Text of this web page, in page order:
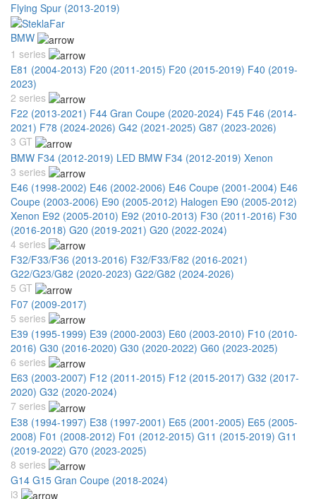
Flying Spur (2013-2019)
BMW
1 series
E81 (2004-2013) F20 (2011-2015) F20 (2015-2019) F40 (2019-
2023)
2 series
F22 (2013-2021) F44 Gran Coupe (2020-2024) F45 F46 (2014-
2021) F78 (2024-2026) G42 (2021-2025) G87 (2023-2026)
3 GT
BMW F34 (2012-2019) LED BMW F34 (2012-2019) Xenon
3 series
E46 (1998-2002) E46 (2002-2006) E46 Coupe (2001-2004) E46
Coupe (2003-2006) E90 (2005-2012) Halogen E90 (2005-2012)
Xenon E92 (2005-2010) E92 (2010-2013) F30 (2011-2016) F30
(2016-2018) G20 (2019-2021) G20 (2022-2024)
4 series
F32/F33/F36 (2013-2016) F32/F33/F82 (2016-2021)
G22/G23/G82 (2020-2023) G22/G82 (2024-2026)
5 GT
F07 (2009-2017)
5 series
E39 (1995-1999) E39 (2000-2003) E60 (2003-2010) F10 (2010-
2016) G30 (2016-2020) G30 (2020-2022) G60 (2023-2025)
6 series
E63 (2003-2007) F12 (2011-2015) F12 (2015-2017) G32 (2017-
2020) G32 (2020-2024)
7 series
E38 (1994-1997) E38 (1997-2001) E65 (2001-2005) E65 (2005-
2008) F01 (2008-2012) F01 (2012-2015) G11 (2015-2019) G11
(2019-2022) G70 (2023-2025)
8 series
G14 G15 Gran Coupe (2018-2024)
i3